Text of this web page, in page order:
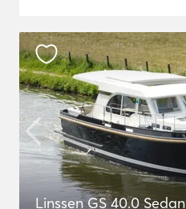
Linssen GS 40.0 Sedan